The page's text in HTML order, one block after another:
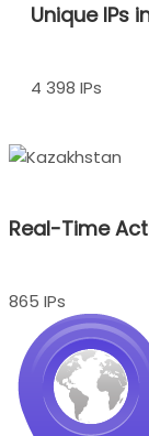
Unique IPs
4 398 IPs
Real-Time
865 IPs